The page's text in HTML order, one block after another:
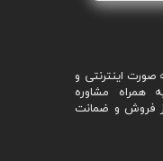
با گارانتی 12 ماهه به صورت اینترنتی و
همراه مشاوره
فروش و ضمانت